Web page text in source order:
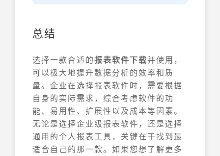
总结
选择一款合适的报表软件下载并使用，
可以极大地提升数据分析的效率和质
量。企业在选择报表软件时，需要根据
自身的实际需求，综合考虑软件的功
能、易用性、扩展性以及成本等因素。
无论是选择企业级报表软件，还是选择
通用的个人报表工具，关键在于找到最
适合自己的那一款。如果您想了解更多